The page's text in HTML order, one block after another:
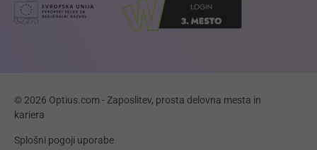
© 2026 Optius.com - Zaposlitev, prosta delovna mesta in
kariera
Splošni pogoji uporabe